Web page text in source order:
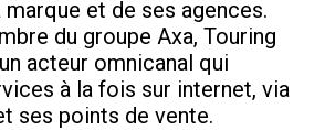
marque et de ses agences.
du groupe Axa, Touring
acteur omnicanal qui
à la fois sur internet, via
ses points de vente.